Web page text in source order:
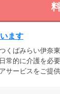
ます
くばみらい伊奈
常的に介護を必
サービスをご提